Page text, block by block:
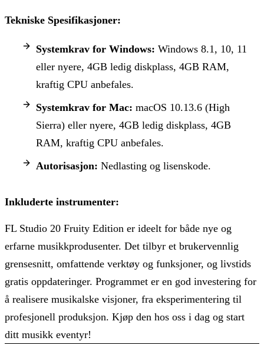
Tekniske Spesifikasjoner:
Systemkrav for Windows: Windows 8.1, 10, 11
eller nyere, 4GB ledig diskplass, 4GB RAM,
kraftig CPU anbefales.
Systemkrav for Mac: macOS 10.13.6 (High
Sierra) eller nyere, 4GB ledig diskplass, 4GB
RAM, kraftig CPU anbefales.
Autorisasjon: Nedlasting og lisenskode.
Inkluderte instrumenter:
FL Studio 20 Fruity Edition er ideelt for både nye og
erfarne musikkprodusenter. Det tilbyr et brukervennlig
grensesnitt, omfattende verktøy og funksjoner, og livstids
gratis oppdateringer. Programmet er en god investering for
å realisere musikalske visjoner, fra eksperimentering til
profesjonell produksjon. Kjøp den hos oss i dag og start
ditt musikk eventyr!